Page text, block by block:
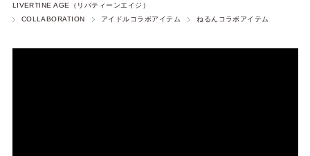
LIVERTINE AGE（リバティーンエイジ）
COLLABORATION
アイドルコラボアイテム ねるんコラボアイテム